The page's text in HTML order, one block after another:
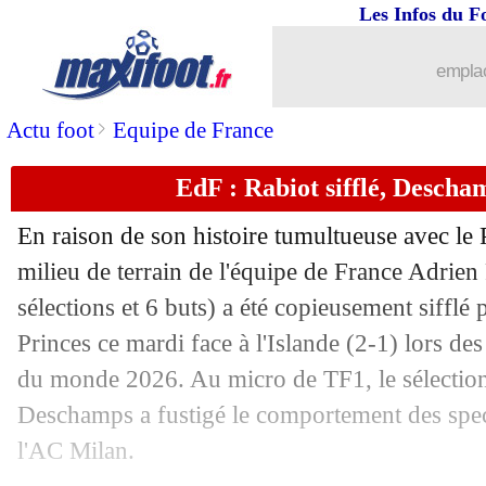
Actu foot> Equipe de France
Les Infos du
EdF : Rabiot sifflé,
En raison de son histoire tumultueuse avec le
milieu de terrain de l'équipe de France
sélections et 6 buts) a été copieusement sifflé
Princes ce mardi face à l'Islande (2-1) lors
du monde 2026. Au micro de TF1, le
Deschamps a fustigé le comportement des
l'AC Milan.